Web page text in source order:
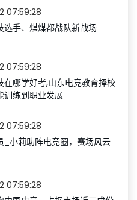
07:59:28
选手、煤煤都战队新战场
07:59:28
在哪学好考,山东电竞教育择校
训练到职业发展
07:59:28
_小莉助阵电竞圈，赛场风云
07:59:28